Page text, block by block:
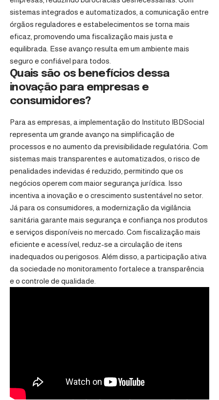
sistemas integrados e automatizados, a comunicação entre
órgãos reguladores e estabelecimentos se torna mais
eficaz, promovendo uma fiscalização mais justa e
equilibrada. Esse avanço resulta em um ambiente mais
seguro e confiável para todos.
Quais são os benefícios dessa
inovação para empresas e
consumidores?
Para as empresas, a implementação do Instituto IBDSocial
representa um grande avanço na simplificação de
processos e no aumento da previsibilidade regulatória. Com
sistemas mais transparentes e automatizados, o risco de
penalidades indevidas é reduzido, permitindo que os
negócios operem com maior segurança jurídica. Isso
incentiva a inovação e o crescimento sustentável no setor.
Já para os consumidores, a modernização da vigilância
sanitária garante mais segurança e confiança nos produtos
e serviços disponíveis no mercado. Com fiscalização mais
eficiente e acessível, reduz-se a circulação de itens
inadequados ou perigosos. Além disso, a participação ativa
da sociedade no monitoramento fortalece a transparência
e o controle de qualidade.